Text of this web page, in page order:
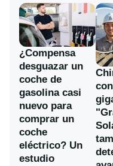
¿Compensa
desguazar un
coche de
gasolina casi
nuevo para
comprar un
coche
eléctrico? Un
estudio